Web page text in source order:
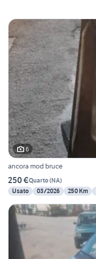
6
ancora mod bruce
250 €Quarto(NA)
Usato
03/2026 250 Km